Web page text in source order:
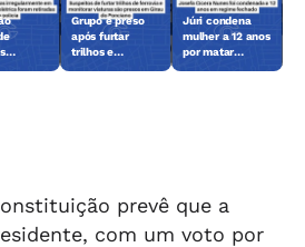
Grupo é preso
após furtar
trilhos e
Júri condena
mulher a 12 anos
por matar
prevê que a
com um voto por